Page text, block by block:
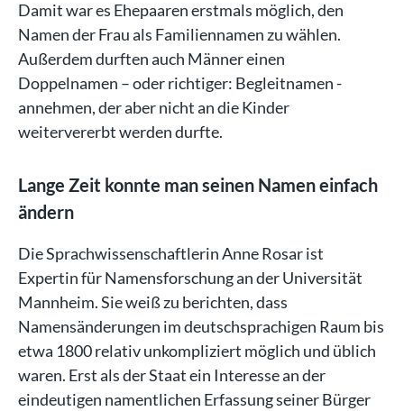
Damit war es Ehepaaren erstmals möglich, den
Namen der Frau als Familiennamen zu wählen.
Außerdem durften auch Männer einen
Doppelnamen – oder richtiger: Begleitnamen -
annehmen, der aber nicht an die Kinder
weitervererbt werden durfte.
Lange Zeit konnte man seinen Namen einfach
ändern
Die Sprachwissenschaftlerin Anne Rosar ist
Expertin für Namensforschung an der Universität
Mannheim. Sie weiß zu berichten, dass
Namensänderungen im deutschsprachigen Raum bis
etwa 1800 relativ unkompliziert möglich und üblich
waren. Erst als der Staat ein Interesse an der
eindeutigen namentlichen Erfassung seiner Bürger